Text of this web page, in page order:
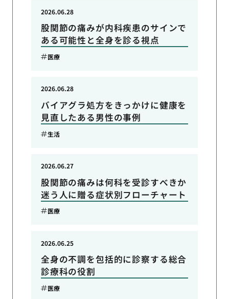
股関節の痛みが内科疾患のサインで
ある可能性と全身を診る視点
2026.06.28
医療
バイアグラ処方をきっかけに健康を
見直したある男性の事例
2026.06.28
生活
股関節の痛みは何科を受診すべきか
迷う人に贈る症状別フローチャート
2026.06.27
医療
全身の不調を包括的に診察する総合
診療科の役割
2026.06.25
医療